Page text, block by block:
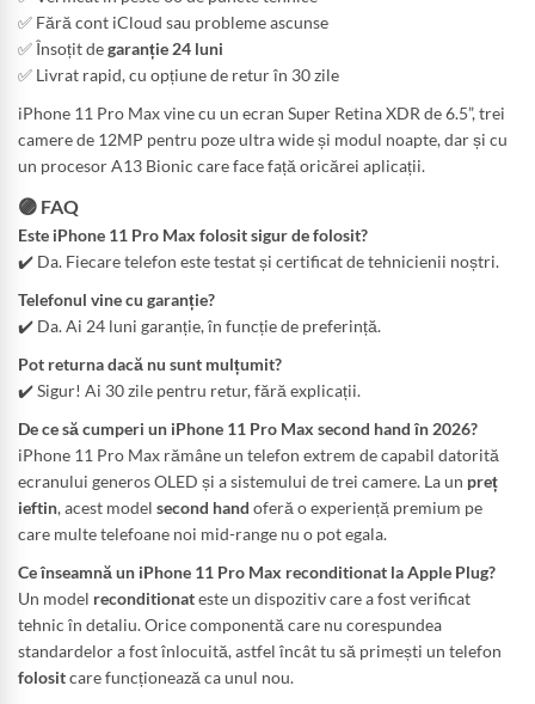
✅ Fără cont iCloud sau probleme ascunse
✅ Însoțit degaranție 24 luni
✅ Livrat rapid, cu opțiune de retur în 30 zile
iPhone 11 Pro Max vine cu un ecran Super Retina XDR de 6.5”, trei
camere de 12MP pentru poze ultra wide și modul noapte, dar și cu
un procesor A13 Bionic care face față oricărei aplicații.
🟣 FAQ
Este iPhone 11 Pro Max folosit sigur de folosit?
✔️ Da. Fiecare telefon este testat și certificat de tehnicienii noștri.
Telefonul vine cu garanție?
✔️ Da. Ai 24 luni garanție, în funcție de preferință.
Pot returna dacă nu sunt mulțumit?
✔️ Sigur! Ai 30 zile pentru retur, fără explicații.
De ce să cumperi un iPhone 11 Pro Max second hand în 2026?
iPhone 11 Pro Max rămâne un telefon extrem de capabil datorită
ecranului generos OLED și a sistemului de trei camere. La un preț
ieftin, acest model second hand oferă o experiență premium pe
care multe telefoane noi mid-range nu o pot egala.
Ce înseamnă un iPhone 11 Pro Max reconditionat la Apple Plug?
Un model reconditionateste un dispozitiv care a fost verificat
tehnic în detaliu. Orice componentă care nu corespundea
standardelor a fost înlocuită, astfel încât tu să primești un telefon
folositcare funcționează ca unul nou.